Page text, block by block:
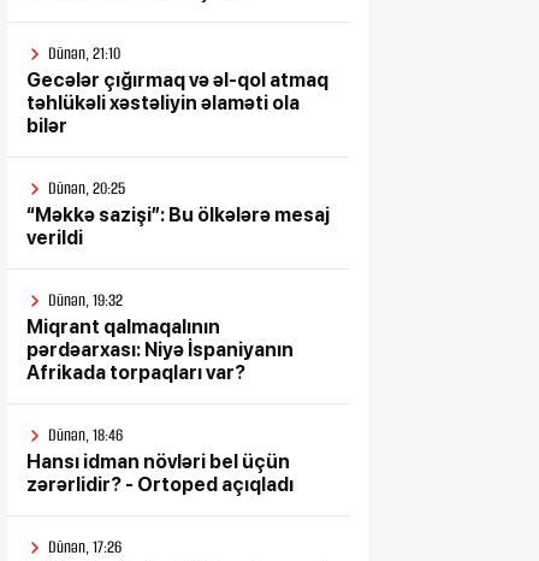
Dünən, 21:10
Gecələr çığırmaq və əl-qol atmaq
təhlükəli xəstəliyin əlaməti ola
bilər
Dünən, 20:25
“Məkkə sazişi”: Bu ölkələrə mesaj
verildi
Dünən, 19:32
Miqrant qalmaqalının
pərdəarxası: Niyə İspaniyanın
Afrikada torpaqları var?
Dünən, 18:46
Hansı idman növləri bel üçün
zərərlidir? - Ortoped açıqladı
Dünən, 17:26